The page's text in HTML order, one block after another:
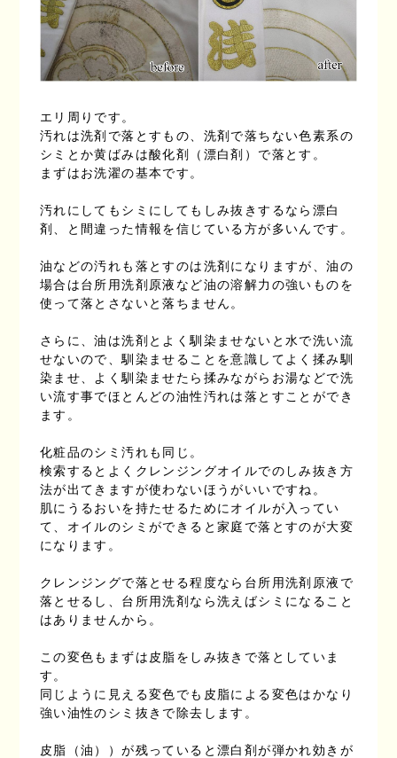
エリ周りです。
汚れは洗剤で落とすもの、洗剤で落ちない色素系の
シミとか黄ばみは酸化剤（漂白剤）で落とす。
まずはお洗濯の基本です。
汚れにしてもシミにしてもしみ抜きするなら漂白
剤、と間違った情報を信じている方が多いんです。
油などの汚れも落とすのは洗剤になりますが、油の
場合は台所用洗剤原液など油の溶解力の強いものを
使って落とさないと落ちません。
さらに、油は洗剤とよく馴染ませないと水で洗い流
せないので、馴染ませることを意識してよく揉み馴
染ませ、よく馴染ませたら揉みながらお湯などで洗
い流す事でほとんどの油性汚れは落とすことができ
ます。
化粧品のシミ汚れも同じ。
検索するとよくクレンジングオイルでのしみ抜き方
法が出てきますが使わないほうがいいですね。
肌にうるおいを持たせるためにオイルが入ってい
て、オイルのシミができると家庭で落とすのが大変
になります。
クレンジングで落とせる程度なら台所用洗剤原液で
落とせるし、台所用洗剤なら洗えばシミになること
はありませんから。
この変色もまずは皮脂をしみ抜きで落としていま
す。
同じように見える変色でも皮脂による変色はかなり
強い油性のシミ抜きで除去します。
皮脂（油））が残っていると漂白剤が弾かれ効きが